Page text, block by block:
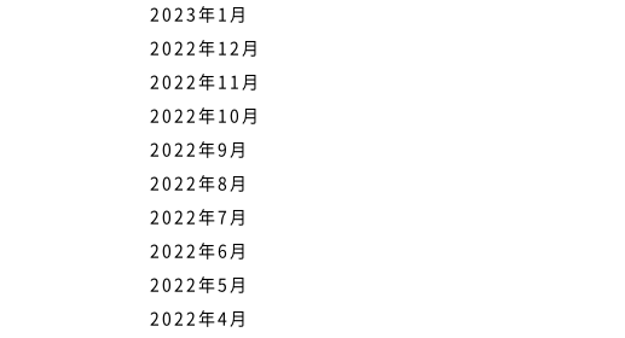
2023年1月
2022年12月
2022年11月
2022年10月
2022年9月
2022年8月
2022年7月
2022年6月
2022年5月
2022年4月